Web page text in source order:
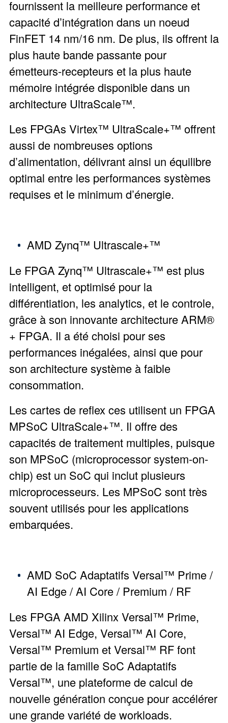
fournissent la meilleure performance et
capacité d’intégration dans un noeud
FinFET 14 nm/16 nm. De plus, ils offrent la
plus haute bande passante pour
émetteurs-recepteurs et la plus haute
mémoire intégrée disponible dans un
architecture UltraScale™.
Les FPGAs Virtex™ UltraScale+™ offrent
aussi de nombreuses options
d’alimentation, délivrant ainsi un équilibre
optimal entre les performances systèmes
requises et le minimum d’énergie.
AMD Zynq™ Ultrascale+™
Le FPGA Zynq™ Ultrascale+™ est plus
intelligent, et optimisé pour la
différentiation, les analytics, et le controle,
grâce à son innovante architecture ARM®
+ FPGA. Il a été choisi pour ses
performances inégalées, ainsi que pour
son architecture système à faible
consommation.
Les cartes de reflex ces utilisent un FPGA
MPSoC UltraScale+™. Il offre des
capacités de traitement multiples, puisque
son MPSoC (microprocessor system-on-
chip) est un SoC qui inclut plusieurs
microprocesseurs. Les MPSoC sont très
souvent utilisés pour les applications
embarquées.
AMD SoC Adaptatifs Versal™ Prime /
AI Edge / AI Core / Premium / RF
Les FPGA AMD Xilinx Versal™ Prime,
Versal™ AI Edge, Versal™ AI Core,
Versal™ Premium et Versal™ RF font
partie de la famille SoC Adaptatifs
Versal™, une plateforme de calcul de
nouvelle génération conçue pour accélérer
une grande variété de workloads.